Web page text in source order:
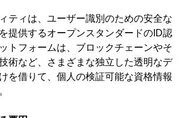
ティは、ユーザー識別のための安全な
提供するオープンスタンダードのID認
トフォームは、ブロックチェーンやそ
術など、さまざまな独立した透明なデ
を借りて、個人の検証可能な資格情報